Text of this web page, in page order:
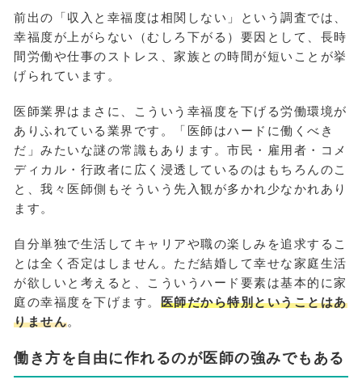
前出の「収入と幸福度は相関しない」という調査では、
幸福度が上がらない（むしろ下がる）要因として、長時
間労働や仕事のストレス、家族との時間が短いことが挙
げられています。
医師業界はまさに、こういう幸福度を下げる労働環境が
ありふれている業界です。「医師はハードに働くべき
だ」みたいな謎の常識もあります。市民・雇用者・コメ
ディカル・行政者に広く浸透しているのはもちろんのこ
と、我々医師側もそういう先入観が多かれ少なかれあり
ます。
自分単独で生活してキャリアや職の楽しみを追求するこ
とは全く否定はしません。ただ結婚して幸せな家庭生活
が欲しいと考えると、こういうハード要素は基本的に家
庭の幸福度を下げます。 医師だから特別ということはあ
りません。
働き方を自由に作れるのが医師の強みでもある